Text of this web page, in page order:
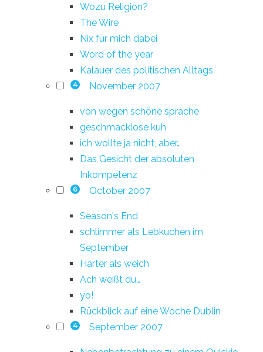
Wozu Religion?
The Wire
Nix für mich dabei
Word of the year
Kalauer des politischen Alltags
4 November 2007
von wegen schöne sprache
geschmacklose kuh
ich wollte ja nicht, aber…
Das Gesicht der absoluten
Inkompetenz
6 October 2007
Season's End
schlimmer als Lebkuchen im
September
Härter als weich
Ach weißt du…
yo!
Rückblick auf eine Woche Dublin
4 September 2007